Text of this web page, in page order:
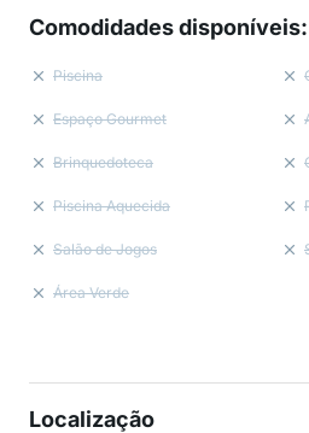
Comodidades disponíveis:
Piscina
Espaço Gourmet
Brinquedoteca
Piscina Aquecida
Salão de Jogos
Área Verde
Localização